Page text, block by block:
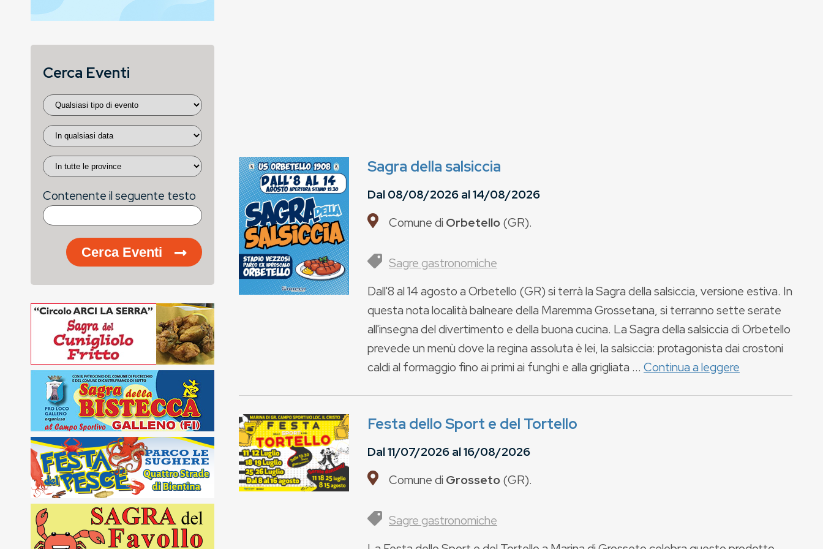
Sagra della salsiccia
Dal08/08/2026al14/08/2026
Comune di Orbetello(GR).
Sagre gastronomiche
Dall'8 al 14 agosto a Orbetello (GR) si terrà la Sagra della salsiccia, versione estiva. In
questa nota località balneare della Maremma Grossetana, si terranno sette serate
all'insegna del divertimento e della buona cucina. La Sagra della salsiccia di Orbetello
prevede un menù dove la regina assoluta è lei, la salsiccia: protagonista dai crostoni
caldi al formaggio fino ai primi ai funghi e alla grigliata ... Continua a leggere
Festa dello Sport e del Tortello
Dal11/07/2026al16/08/2026
Comune di Grosseto(GR).
Sagre gastronomiche
Cerca Eventi
Contenente il seguente testo
Cerca Eventi